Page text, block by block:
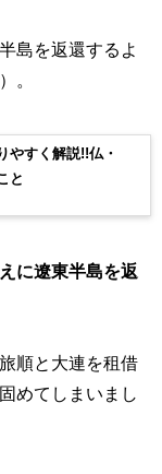
島を返還するよ
）。
やすく解説!!仏・
と
に遼東半島を返
順と大連を租借
めてしまいまし